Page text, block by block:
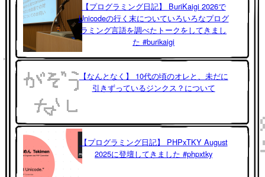
【プログラミング日記】 BuriKaigi 2026で
Unicodeの行く末についていろいろなプログ
ラミング言語を調べたトークをしてきまし
た #burikaigi
【なんとなく】 10代の頃のオレと、未だに
引きずっているジンクス？について
【プログラミング日記】 PHPxTKY August
2025に登壇してきました #phpxtky